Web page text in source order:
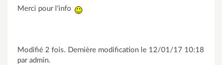
Merci pour l'info
Modifié 2 fois. Dernière modification le 12/01/17 10:18
par admin.